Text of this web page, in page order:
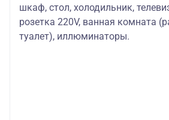
шкаф, стол, холодильник,
розетка 220V, ванная комната
туалет), иллюминаторы.